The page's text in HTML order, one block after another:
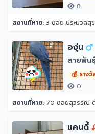
8
สถานที่หาย: 3 ซอย ประมวลสุข แ
องุ่น
สายพัน
💰 ราง
0
สถานที่หาย: 70 ซอยสุวรรณ ต
แคนดี้